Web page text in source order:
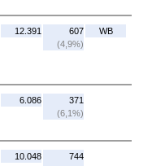
12.391
607
(4,9%)
WB
6.086
371
(6,1%)
10.048
744